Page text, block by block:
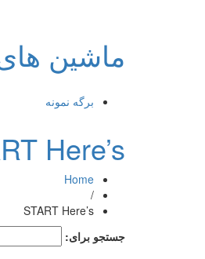
ماشین
برگه نمونه
Here’s
Home
/
START Here’s
جستجو برای: